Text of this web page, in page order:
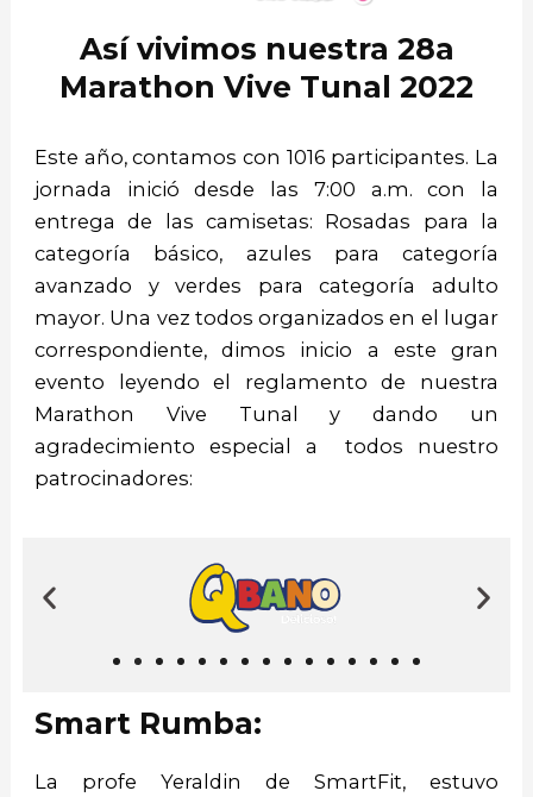
Así vivimos nuestra 28a
Marathon Vive Tunal 2022
Este año, contamos con 1016 participantes. La
jornada inició desde las 7:00 a.m. con la
entrega de las camisetas: Rosadas para la
categoría básico, azules para categoría
avanzado y verdes para categoría adulto
mayor. Una vez todos organizados en el lugar
correspondiente, dimos inicio a este gran
evento leyendo el reglamento de nuestra
Marathon Vive Tunal y dando un
agradecimiento especial a todos nuestro
patrocinadores:
Smart Rumba:
La profe Yeraldin de SmartFit, estuvo